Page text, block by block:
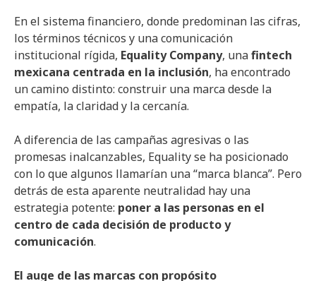
En el sistema financiero, donde predominan las cifras,
los términos técnicos y una comunicación
institucional rígida, Equality Company, unafintech
mexicana centrada en la inclusión, ha encontrado
un camino distinto: construir una marca desde la
empatía, la claridad y la cercanía.
A diferencia de las campañas agresivas o las
promesas inalcanzables, Equality se ha posicionado
con lo que algunos llamarían una “marca blanca”. Pero
detrás de esta aparente neutralidad hay una
estrategia potente: poner a las personas en el
centro de cada decisión de producto y
comunicación.
El auge de las marcas con propósito